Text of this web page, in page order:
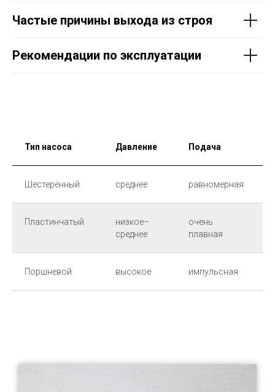
Частые причины выхода из строя
Рекомендации по эксплуатации
Тип насоса Давление Подача
Шестерённый среднее равномерная
Пластинчатый
низкое–
среднее
очень
плавная
Поршневой высокое импульсная